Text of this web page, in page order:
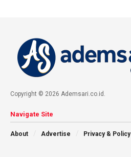
Copyright © 2026 Ademsari.co.id.
Navigate Site
About Advertise Privacy & Policy